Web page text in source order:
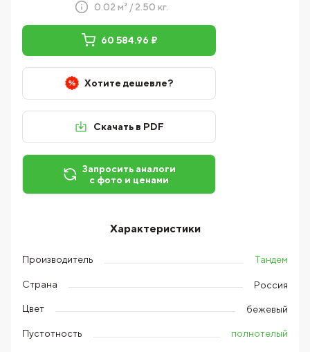
0.02 м² / 2.50 кг.
60 584.96 ₽
Хотите дешевле?
Скачать в PDF
Запросить аналоги
с фото и ценами
Характеристики
Производитель Тандем
Страна Россия
Цвет бежевый
Пустотность полнотелый